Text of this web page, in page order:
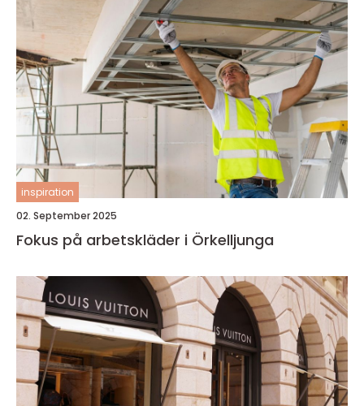
inspiration
02. September 2025
Fokus på arbetskläder i Örkelljunga